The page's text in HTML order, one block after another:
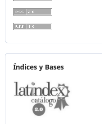
Índices y Bases